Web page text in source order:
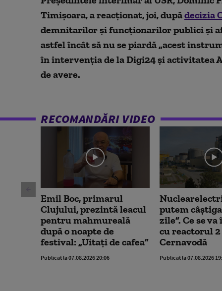
secondsVolume
90%
Timişoara, a reacţionat, joi, dupădecizia
demnitarilor şi funcţionarilor publici şi
astfel încât să nu se piardă „acest
în intervenția de la Digi24 și activitatea
de avere.
RECOMANDĂRI VIDEO
Emil Boc, primarul
Clujului, prezintă leacul
pentru mahmureală
după o noapte de
festival: „Uitați de cafea”
Publicat la 07.08.2026 20:06
putem
zile”. Ce se
cu reactorul 2
Cernavodă
Publicat la 07.08.2026